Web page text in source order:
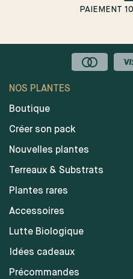
PAIEMENT
NOS PLANTES
Boutique
Créer son pack
Nouvelles plantes
Terreaux & Substrats
Plantes rares
Accessoires
Lutte Biologique
Idées cadeaux
Précommandes